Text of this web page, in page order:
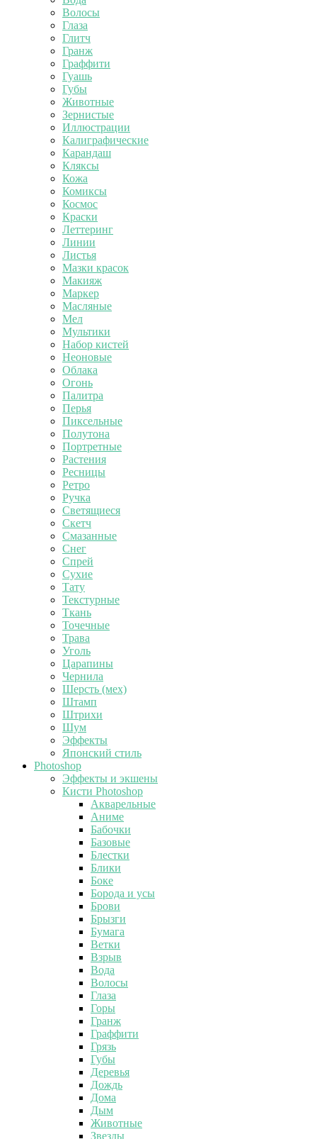
Волосы
Глаза
Глитч
Гранж
Граффити
Гуашь
Губы
Животные
Зернистые
Иллюстрации
Калиграфические
Карандаш
Кляксы
Кожа
Комиксы
Космос
Краски
Леттеринг
Линии
Листья
Мазки красок
Макияж
Маркер
Масляные
Мел
Мультики
Набор кистей
Неоновые
Облака
Огонь
Палитра
Перья
Пиксельные
Полутона
Портретные
Растения
Ресницы
Ретро
Ручка
Светящиеся
Скетч
Смазанные
Снег
Спрей
Сухие
Тату
Текстурные
Ткань
Точечные
Трава
Уголь
Царапины
Чернила
Шерсть (мех)
Штамп
Штрихи
Шум
Эффекты
Японский стиль
Photoshop
Эффекты и экшены
Кисти Photoshop
Акварельные
Аниме
Бабочки
Базовые
Блестки
Блики
Боке
Борода и усы
Брови
Брызги
Бумага
Ветки
Взрыв
Вода
Волосы
Глаза
Горы
Гранж
Граффити
Грязь
Губы
Деревья
Дождь
Дома
Дым
Животные
Звезды